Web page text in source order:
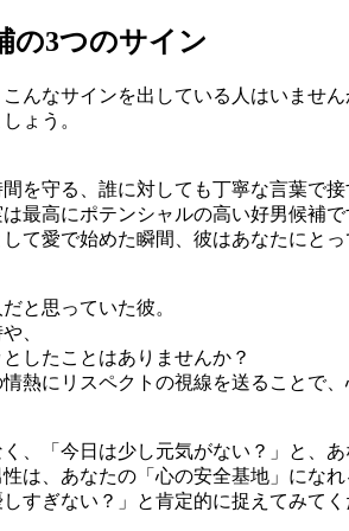
の3つのサイン
んなサインを出している人はいません
ょう。
を守る、誰に対しても丁寧な言葉で接
最高にポテンシャルの高い好男候補で
て愛で始めた瞬間、彼はあなたにとっ
と思っていた彼。
、
したことはありませんか？
熱にリスペクトの視線を送ることで、
、「今日は少し元気がない？」と、
は、あなたの「心の安全基地」になれ
すぎない？」と肯定的に捉えてみてく